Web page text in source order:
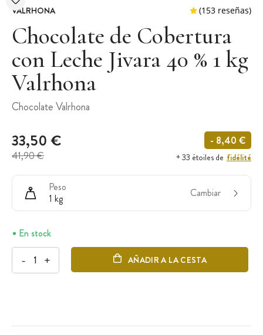
VALRHONA
Chocolate de Cobertura
con Leche Jivara 40 % 1 kg
Valrhona
Chocolate Valrhona
33,50 €
41,90 €
- 8,40 €
+ 33 étoiles de fidélité
Peso
1 kg
Cambiar
En stock
- + AÑADIR A LA CESTA